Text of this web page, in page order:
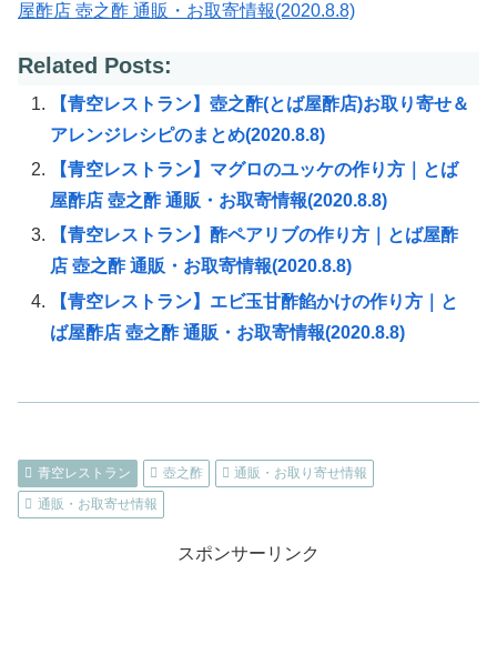
屋酢店 壺之酢 通販・お取寄情報(2020.8.8)
Related Posts:
【青空レストラン】壺之酢(とば屋酢店)お取り寄せ＆
アレンジレシピのまとめ(2020.8.8)
【青空レストラン】マグロのユッケの作り方｜とば
屋酢店 壺之酢 通販・お取寄情報(2020.8.8)
【青空レストラン】酢ペアリブの作り方｜とば屋酢
店 壺之酢 通販・お取寄情報(2020.8.8)
【青空レストラン】エビ玉甘酢餡かけの作り方｜と
ば屋酢店 壺之酢 通販・お取寄情報(2020.8.8)
青空レストラン 壺之酢
通販・お取り寄せ情報
通販・お取寄せ情報
スポンサーリンク